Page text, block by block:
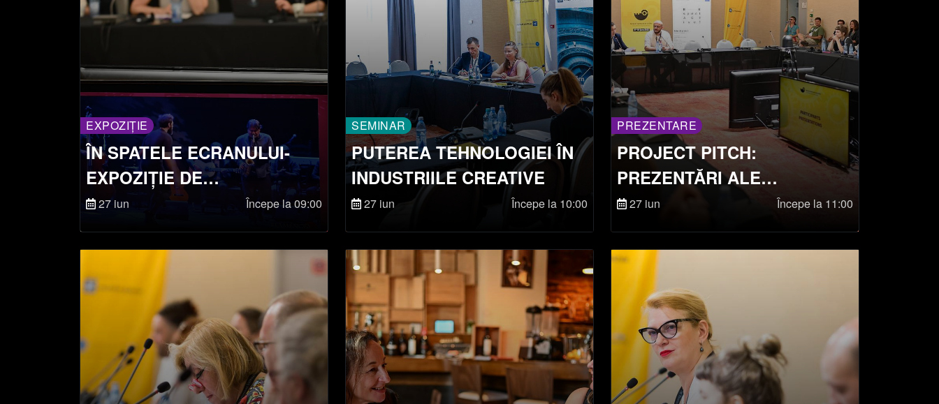
EXPOZIȚIE
ÎN SPATELE ECRANULUI-
EXPOZIȚIE DE
ECHIPAMENTE ȘI
TEHNOLOGII DIN CULISE
27 iun Începe la 09:00
SEMINAR
PUTEREA TEHNOLOGIEI ÎN
INDUSTRIILE CREATIVE
27 iun Începe la 10:00
PREZENTARE
PROJECT PITCH:
PREZENTĂRI ALE
MANAGERILOR CULTURALI,
PROGRAMATORILOR ȘI
CURATORILOR
27 iun Începe la 11:00